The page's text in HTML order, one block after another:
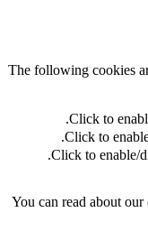
The following
Click to
Click to
Click to
You can read